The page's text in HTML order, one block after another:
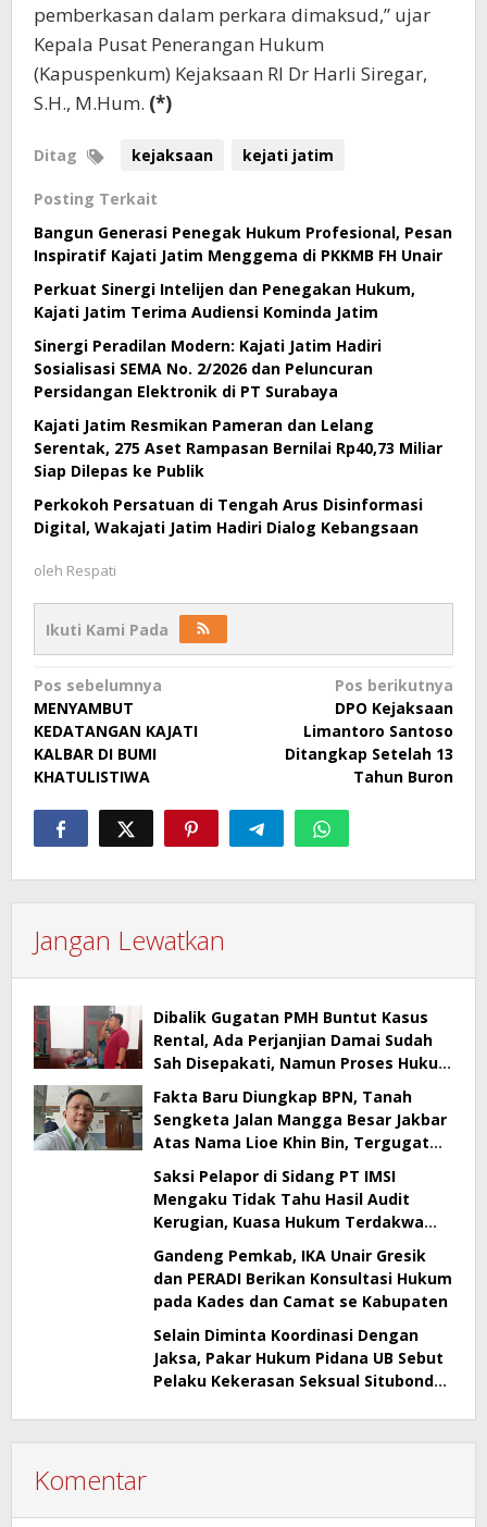
pemberkasan dalam perkara dimaksud,” ujar
Kepala Pusat Penerangan Hukum
(Kapuspenkum) Kejaksaan RI Dr Harli Siregar,
S.H., M.Hum. (*)
Ditag kejaksaan kejati jatim
Posting Terkait
Bangun Generasi Penegak Hukum Profesional, Pesan
Inspiratif Kajati Jatim Menggema di PKKMB FH Unair
Perkuat Sinergi Intelijen dan Penegakan Hukum,
Kajati Jatim Terima Audiensi Kominda Jatim
Sinergi Peradilan Modern: Kajati Jatim Hadiri
Sosialisasi SEMA No. 2/2026 dan Peluncuran
Persidangan Elektronik di PT Surabaya
Kajati Jatim Resmikan Pameran dan Lelang
Serentak, 275 Aset Rampasan Bernilai Rp40,73 Miliar
Siap Dilepas ke Publik
Perkokoh Persatuan di Tengah Arus Disinformasi
Digital, Wakajati Jatim Hadiri Dialog Kebangsaan
oleh Respati
Ikuti Kami Pada
Navigasi
pos
Pos sebelumnya
MENYAMBUT
KEDATANGAN KAJATI
KALBAR DI BUMI
KHATULISTIWA
Pos berikutnya
DPO Kejaksaan
Limantoro Santoso
Ditangkap Setelah 13
Tahun Buron
Jangan Lewatkan
Dibalik Gugatan PMH Buntut Kasus
Rental, Ada Perjanjian Damai Sudah
Sah Disepakati, Namun Proses Hukum
Berlanjut
Fakta Baru Diungkap BPN, Tanah
Sengketa Jalan Mangga Besar Jakbar
Atas Nama Lioe Khin Bin, Tergugat
Tak Bisa Buktikan Kepemilikan
Saksi Pelapor di Sidang PT IMSI
Mengaku Tidak Tahu Hasil Audit
Kerugian, Kuasa Hukum Terdakwa
Sebut Banyak Kejanggalan
Gandeng Pemkab, IKA Unair Gresik
dan PERADI Berikan Konsultasi Hukum
pada Kades dan Camat se Kabupaten
Selain Diminta Koordinasi Dengan
Jaksa, Pakar Hukum Pidana UB Sebut
Pelaku Kekerasan Seksual Situbondo
Komentar